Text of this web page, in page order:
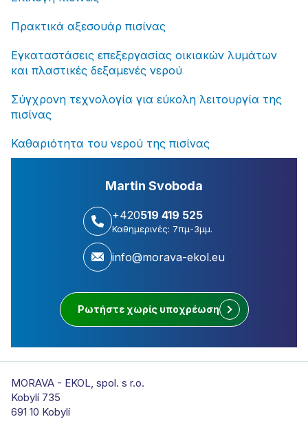
Πρακτικά αξεσουάρ πισίνας
Εγκαταστάσεις επεξεργασίας οικιακών λυμάτων
και πλαστικές δεξαμενές νερού
Σύγχρονη τεχνολογία για εύκολη λειτουργία της
πισίνας
Καθαριότητα του νερού της πισίνας
Martin Svoboda
+420519 419 525
Καθημερινές: 7πμ-3μμ.
info@morava-ekol.eu
Ρωτήστε χωρίς υποχρέωση
MORAVA - EKOL, spol. s r.o.
Kobylí 735
691 10 Kobylí